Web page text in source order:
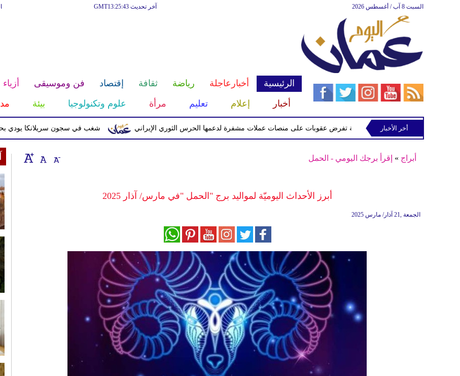
آخر تحديث GMT13:25:43 السبت 8 آب / أغسطس 2026
الرئيسية أخبارعاجلة رياضة ثقافة إقتصاد فن وموسيقى أزياء
أخبار
إعلام تعليم مرأة علوم وتكنولوجيا بيئة
شغب في سجون سريلانكا يودي بحياة 3 سجناء ويصيب 23 آخرين الخزانة الأميركية تفرض عقوبات على منصات عملات مشفرة لدعمها الحرس الثوري الإيراني
أخر الأخبار
أبراج » إقرأ برجك اليومي - الحمل
أبرز الأحداث اليوميّة لمواليد برج "الحمل "في مارس/ آذار 2025
الجمعة ,21 آذار/ مارس 2025